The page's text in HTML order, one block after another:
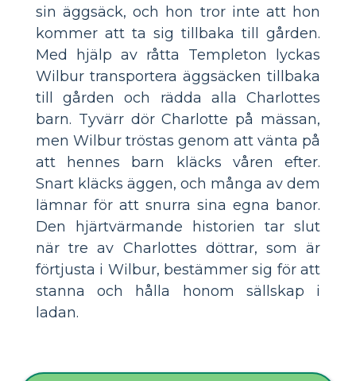
sin äggsäck, och hon tror inte att hon
kommer att ta sig tillbaka till gården.
Med hjälp av råtta Templeton lyckas
Wilbur transportera äggsäcken tillbaka
till gården och rädda alla Charlottes
barn. Tyvärr dör Charlotte på mässan,
men Wilbur tröstas genom att vänta på
att hennes barn kläcks våren efter.
Snart kläcks äggen, och många av dem
lämnar för att snurra sina egna banor.
Den hjärtvärmande historien tar slut
när tre av Charlottes döttrar, som är
förtjusta i Wilbur, bestämmer sig för att
stanna och hålla honom sällskap i
ladan.